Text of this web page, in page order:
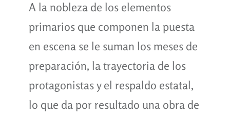
A la nobleza de los elementos
primarios que componen la puesta
en escena se le suman los meses de
preparación, la trayectoria de los
protagonistas y el respaldo estatal,
lo que da por resultado una obra de